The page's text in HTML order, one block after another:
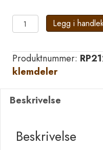
Pressfitting
Rustfritt
22
mm
-
1/2"
antall
Legg i
Produktnummer:
klemdeler
Beskrivelse
Beskrivelse